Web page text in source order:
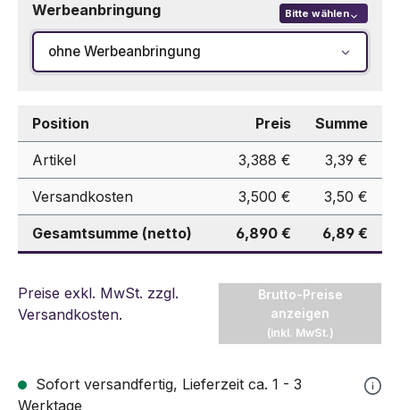
Werbeanbringung Bitte wählen
ohne Werbeanbringung
Position Preis Summe
Artikel 3,388 € 3,39 €
Versandkosten 3,500 € 3,50 €
Gesamtsumme (netto) 6,890 € 6,89 €
Preise exkl. MwSt. zzgl.
Versandkosten.
Brutto-Preise
anzeigen
(inkl. MwSt.)
Sofort versandfertig, Lieferzeit ca. 1 - 3
Werktage